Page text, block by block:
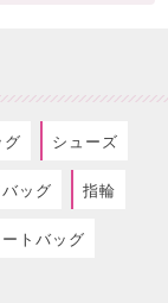
グ シューズ
ッグ 指輪
ートバッグ